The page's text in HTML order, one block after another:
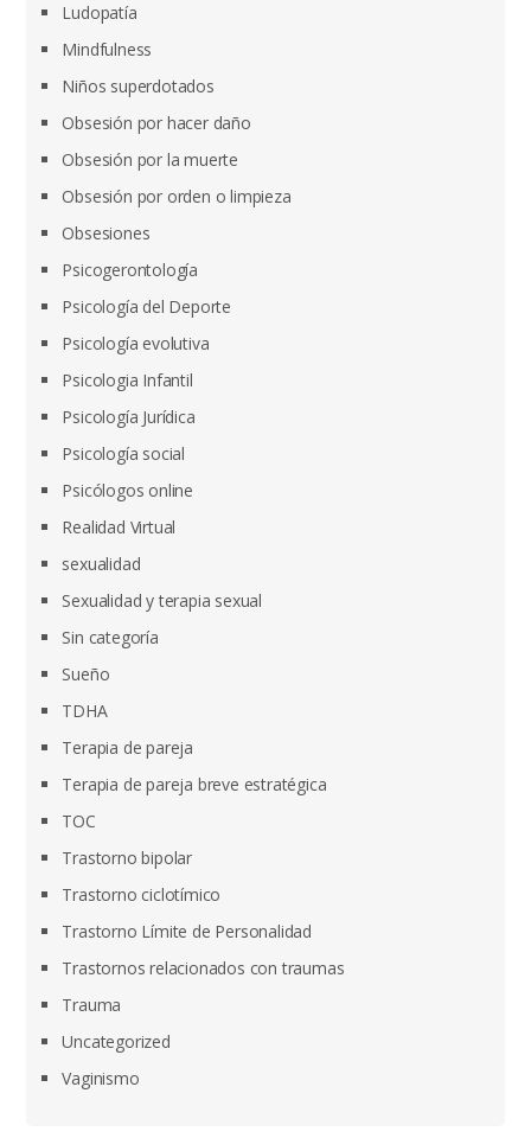
Ludopatía
Mindfulness
Niños superdotados
Obsesión por hacer daño
Obsesión por la muerte
Obsesión por orden o limpieza
Obsesiones
Psicogerontología
Psicología del Deporte
Psicología evolutiva
Psicologia Infantil
Psicología Jurídica
Psicología social
Psicólogos online
Realidad Virtual
sexualidad
Sexualidad y terapia sexual
Sin categoría
Sueño
TDHA
Terapia de pareja
Terapia de pareja breve estratégica
TOC
Trastorno bipolar
Trastorno ciclotímico
Trastorno Límite de Personalidad
Trastornos relacionados con traumas
Trauma
Uncategorized
Vaginismo